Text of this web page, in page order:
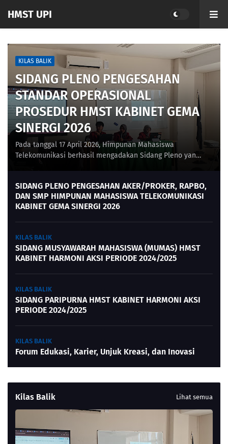
HMST UPI
KILAS BALIK
SIDANG PLENO PENGESAHAN
STANDAR OPERASIONAL
PROSEDUR HMST KABINET GEMA
SINERGI 2026
Pada tanggal 17 April 2026, Himpunan Mahasiswa
Telekomunikasi berhasil mengadakan Sidang Pleno yang
SIDANG PLENO PENGESAHAN AKER/PROKER, RAPBO,
DAN SMP HIMPUNAN MAHASISWA TELEKOMUNIKASI
KABINET GEMA SINERGI 2026
KILAS BALIK
SIDANG MUSYAWARAH MAHASISWA (MUMAS) HMST
KABINET HARMONI AKSI PERIODE 2024/2025
KILAS BALIK
SIDANG PARIPURNA HMST KABINET HARMONI AKSI
PERIODE 2024/2025
KILAS BALIK
Forum Edukasi, Karier, Unjuk Kreasi, dan Inovasi
Kilas Balik Lihat semua